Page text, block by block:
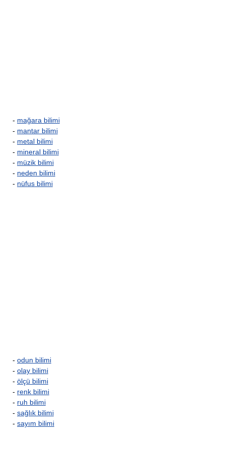
- mağara bilimi
- mantar bilimi
- metal bilimi
- mineral bilimi
- müzik bilimi
- neden bilimi
- nüfus bilimi
- odun bilimi
- olay bilimi
- ölçü bilimi
- renk bilimi
- ruh bilimi
- sağlık bilimi
- sayım bilimi